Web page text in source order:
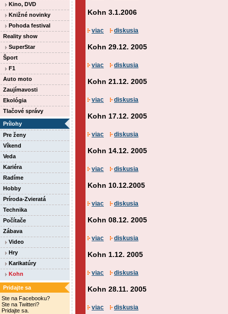
Kino, DVD
Knižné novinky
Pohoda festival
Reality show
SuperStar
Šport
F1
Auto moto
Zaujímavosti
Ekológia
Tlačové správy
Prílohy
Pre ženy
Víkend
Veda
Kariéra
Radíme
Hobby
Príroda-Zvieratá
Technika
Počítače
Zábava
Video
Hry
Karikatúry
Kohn
Pridajte sa
Ste na Facebooku?
Ste na Twitteri?
Pridajte sa.
Kohn 3.1.2006
viac diskusia
Kohn 29.12. 2005
viac diskusia
Kohn 21.12. 2005
viac diskusia
Kohn 17.12. 2005
viac diskusia
Kohn 14.12. 2005
viac diskusia
Kohn 10.12.2005
viac diskusia
Kohn 08.12. 2005
viac diskusia
Kohn 1.12. 2005
viac diskusia
Kohn 28.11. 2005
viac diskusia